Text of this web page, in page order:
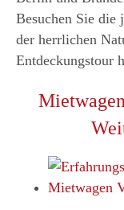
Besuchen Sie die
der herrlichen
Entdeckungstour